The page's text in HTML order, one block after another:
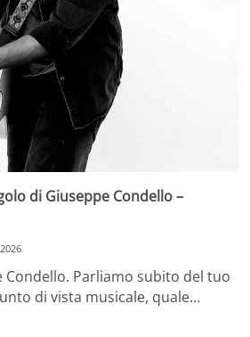
di Giuseppe Condello –
Condello. Parliamo subito del tuo
di vista musicale, quale…